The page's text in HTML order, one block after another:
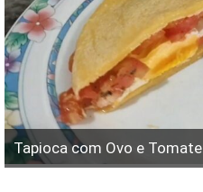
Tapioca com Ovo e